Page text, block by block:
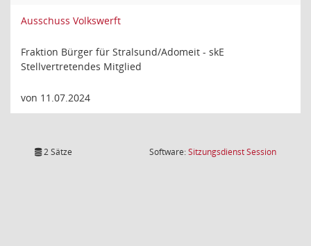
Ausschuss Volkswerft
Fraktion Bürger für Stralsund/Adomeit - skE
Stellvertretendes Mitglied
von 11.07.2024
2 Sätze Software:SitzungsdienstSession(Wird in